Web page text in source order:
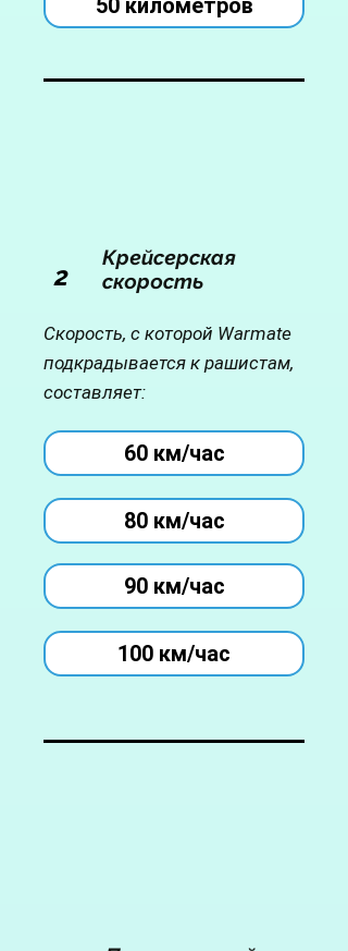
50 километров
60 км/час
80 км/час
90 км/час
100 км/час
2
Крейсерская
скорость
Скорость, с которой Warmate
подкрадывается к рашистам,
составляет: